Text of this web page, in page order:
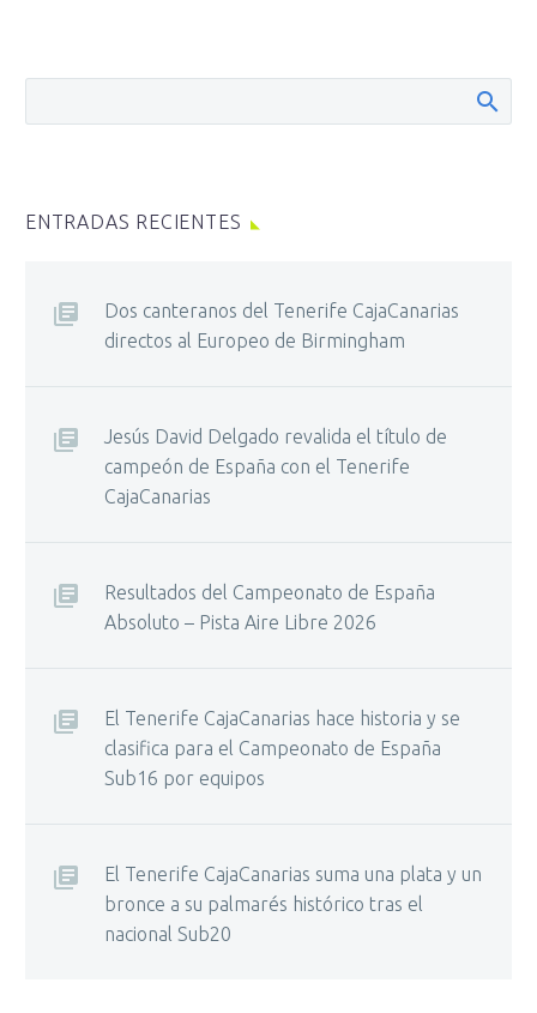
ENTRADAS RECIENTES
Dos canteranos del Tenerife CajaCanarias
directos al Europeo de Birmingham
Jesús David Delgado revalida el título de
campeón de España con el Tenerife
CajaCanarias
Resultados del Campeonato de España
Absoluto – Pista Aire Libre 2026
El Tenerife CajaCanarias hace historia y se
clasifica para el Campeonato de España
Sub16 por equipos
El Tenerife CajaCanarias suma una plata y un
bronce a su palmarés histórico tras el
nacional Sub20